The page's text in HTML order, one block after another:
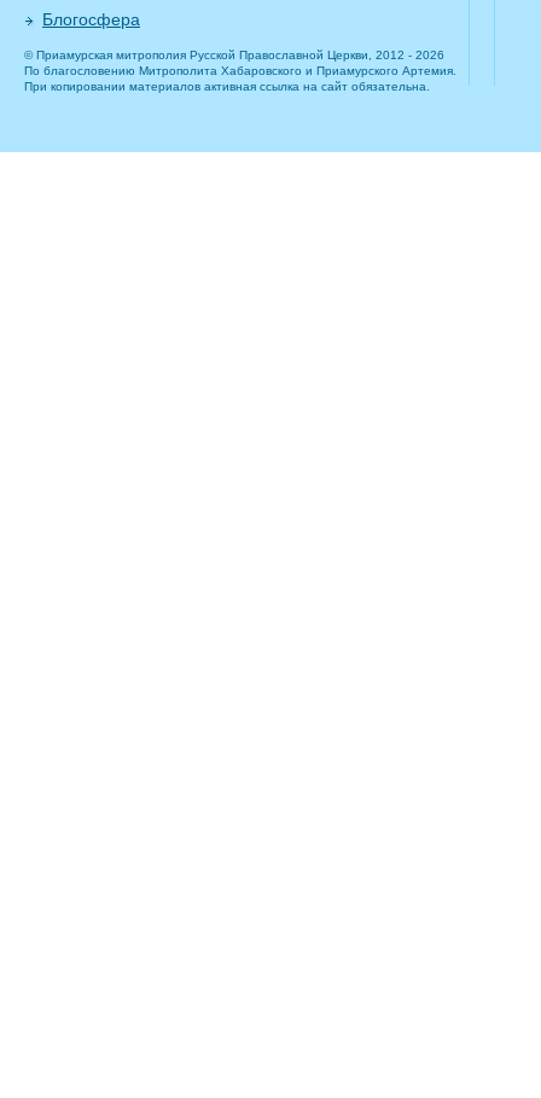
Блогосфера
© Приамурская митрополия Русской Православной Церкви, 2012 - 2026
По благословению Митрополита Хабаровского и Приамурского Артемия.
При копировании материалов активная ссылка на сайт обязательна.